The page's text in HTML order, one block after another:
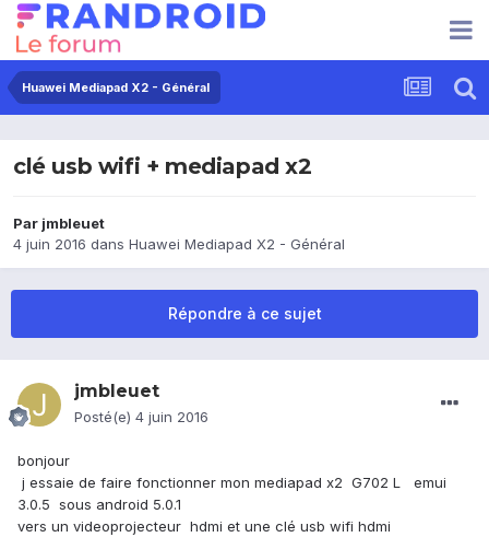
Huawei Mediapad X2 - Général
clé usb wifi + mediapad x2
Par jmbleuet
4 juin 2016 dans Huawei Mediapad X2 - Général
Répondre à ce sujet
jmbleuet
Posté(e) 4 juin 2016
bonjour
j essaie de faire fonctionner mon mediapad x2 G702 L emui
3.0.5 sous android 5.0.1
vers un videoprojecteur hdmi et une clé usb wifi hdmi